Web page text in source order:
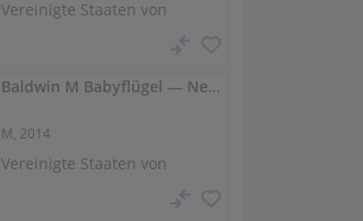
Vereinigte Staaten von
Baldwin M Babyflügel — Neu, transparenter Holzlack
M, 2014
Vereinigte Staaten von